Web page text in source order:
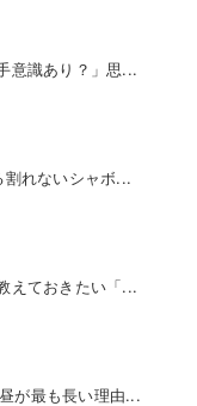
意識あり？」思...
れないシャボ...
えておきたい「...
が最も長い理由...